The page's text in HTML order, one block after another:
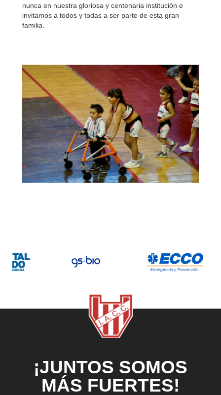
nunca en nuestra gloriosa y centenaria institución e
invitamos a todos y todas a ser parte de esta gran
familia.
¡JUNTOS SOMOS
MÁS FUERTES!